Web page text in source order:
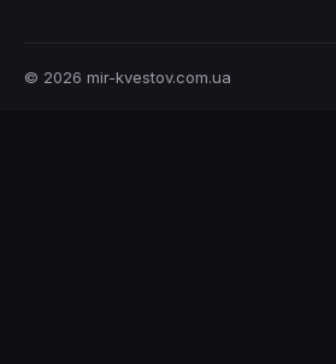
© 2026 mir-kvestov.com.ua